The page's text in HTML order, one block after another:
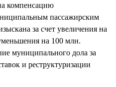
компенсацию
пассажирским
за счет увеличения на
на 100 млн.
муниципального дола за
и реструктуризации